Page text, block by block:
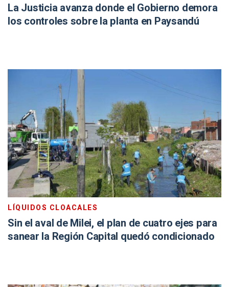
La Justicia avanza donde el Gobierno demora
los controles sobre la planta en Paysandú
LÍQUIDOS CLOACALES
Sin el aval de Milei, el plan de cuatro ejes para
sanear la Región Capital quedó condicionado